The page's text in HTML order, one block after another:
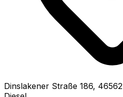
Dinslakener Straße 186, 46562